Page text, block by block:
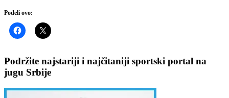
Podeli ovo:
Podržite najstariji i najčitaniji sportski portal na
jugu Srbije